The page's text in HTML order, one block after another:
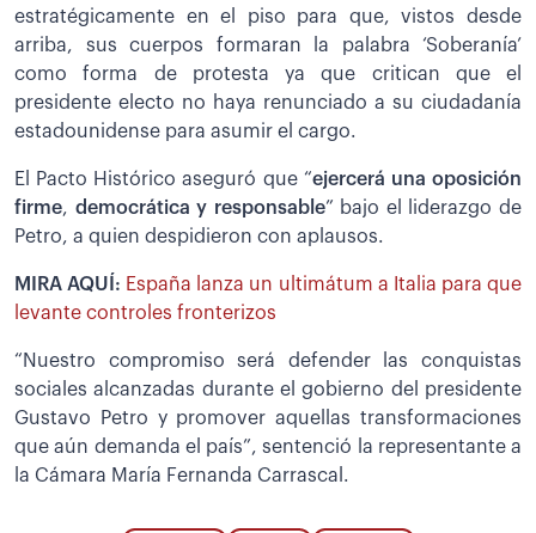
estratégicamente en el piso para que, vistos desde
arriba, sus cuerpos formaran la palabra ‘Soberanía’
como forma de protesta ya que critican que el
presidente electo no haya renunciado a su ciudadanía
estadounidense para asumir el cargo.
El Pacto Histórico aseguró que “ejercerá una oposición
firme, democrática y responsable” bajo el liderazgo de
Petro, a quien despidieron con aplausos.
MIRA AQUÍ: España lanza un ultimátum a Italia para que
levante controles fronterizos
“Nuestro compromiso será defender las conquistas
sociales alcanzadas durante el gobierno del presidente
Gustavo Petro y promover aquellas transformaciones
que aún demanda el país”, sentenció la representante a
la Cámara María Fernanda Carrascal.